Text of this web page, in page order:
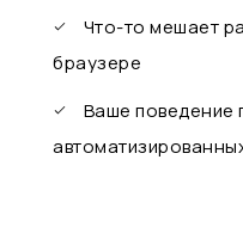
Что-то мешает
браузере
Ваше поведение